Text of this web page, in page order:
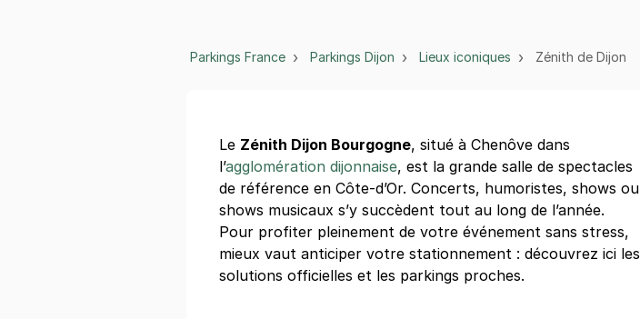
Parkings France Parkings Dijon Lieux iconiques Zénith de Dijon
Le Zénith Dijon Bourgogne, situé à Chenôve dans
l’agglomération dijonnaise, est la grande salle de spectacles
de référence en Côte-d’Or. Concerts, humoristes, shows ou
shows musicaux s’y succèdent tout au long de l’année.
Pour profiter pleinement de votre événement sans stress,
mieux vaut anticiper votre stationnement : découvrez ici les
solutions officielles et les parkings proches.